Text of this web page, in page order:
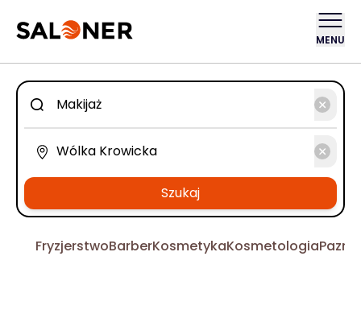
MENU
Szukaj
FryzjerstwoBarberKosmetykaKosmetologia